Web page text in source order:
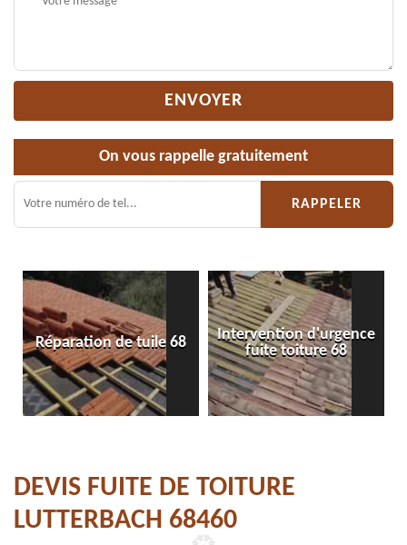
On vous rappelle gratuitement
Réparation de tuile 68
Intervention d'urgence
fuite toiture 68
DEVIS FUITE DE TOITURE
LUTTERBACH 68460